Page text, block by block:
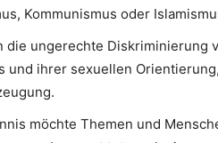
Kommunismus oder
die ungerechte Diskriminierung
und ihrer sexuellen
möchte Themen und